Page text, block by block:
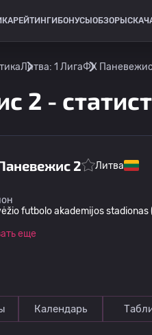
РЕЙТИНГИ БОНУСЫ ОБЗОРЫ
Литва: 1 ЛигаФК Паневежис
2 -
2 Литва
futbolo akademijos
еще
Календарь